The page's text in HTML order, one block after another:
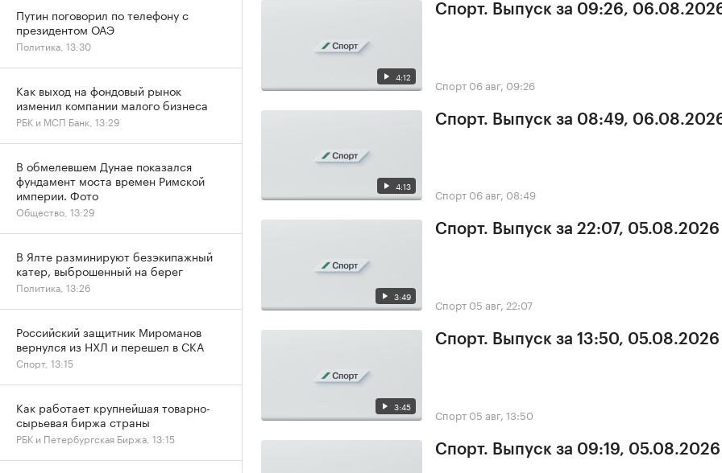
4:12
Спорт. Выпуск за 09:26,
Спорт 06 авг, 09:26
4:13
Спорт. Выпуск за 08:49,
Спорт 06 авг, 08:49
3:49
Спорт. Выпуск за 22:07, 05.08.2026
Спорт 05 авг, 22:07
3:45
Спорт. Выпуск за 13:50, 05.08.2026
Спорт 05 авг, 13:50
Спорт. Выпуск за 09:19, 05.08.2026
Путин поговорил по телефону с
президентом ОАЭ
Политика, 13:30
Как выход на фондовый рынок
изменил компании малого бизнеса
РБК и МСП Банк, 13:29
В обмелевшем Дунае показался
фундамент моста времен Римской
империи. Фото
Общество, 13:29
В Ялте разминируют безэкипажный
катер, выброшенный на берег
Политика, 13:26
Российский защитник Мироманов
вернулся из НХЛ и перешел в СКА
Спорт, 13:15
Как работает крупнейшая товарно-
сырьевая биржа страны
РБК и Петербургская Биржа, 13:15